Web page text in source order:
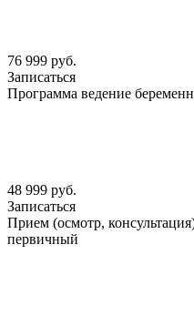
76 999 руб.
Записаться
Программа ведение
48 999 руб.
Записаться
Прием (осмотр,
первичный